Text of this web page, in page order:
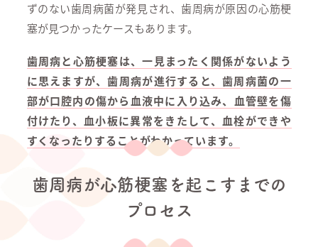
ずのない歯周病菌が発見され、歯周病が原因の心筋梗
塞が見つかったケースもあります。
歯周病と心筋梗塞は、一見まったく関係がないよう
に思えますが、歯周病が進行すると、歯周病菌の一
部が口腔内の傷から血液中に入り込み、血管壁を傷
付けたり、血小板に異常をきたして、血栓ができや
すくなったりすることがわかっています。
歯周病が心筋梗塞を起こすまでの
プロセス